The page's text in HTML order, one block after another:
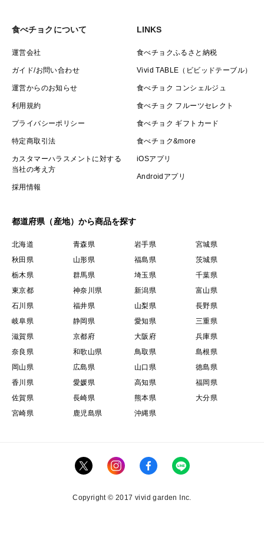
食べチョクについて
運営会社
ガイド/お問い合わせ
運営からのお知らせ
利用規約
プライバシーポリシー
特定商取引法
カスタマーハラスメントに対する
当社の考え方
採用情報
LINKS
食べチョクふるさと納税
Vivid TABLE（ビビッドテーブル）
食べチョク コンシェルジュ
食べチョク フルーツセレクト
食べチョク ギフトカード
食べチョク&more
iOSアプリ
Androidアプリ
都道府県（産地）から商品を探す
北海道 青森県 岩手県
宮城県
秋田県
山形県 福島県
茨城県
栃木県
群馬県 埼玉県
千葉県
東京都
神奈川県 新潟県
富山県
石川県
福井県 山梨県
長野県
岐阜県
静岡県 愛知県
三重県
滋賀県
京都府 大阪府
兵庫県
奈良県
和歌山県 鳥取県
島根県
岡山県
広島県 山口県
徳島県
香川県
愛媛県 高知県
福岡県
佐賀県
長崎県 熊本県
大分県
宮崎県
鹿児島県 沖縄県
Copyright © 2017 vivid garden Inc.